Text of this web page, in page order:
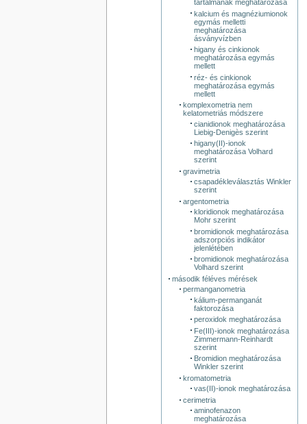
tartalmának meghatározása
kalcium és magnéziumionok
egymás melletti
meghatározása
ásványvízben
higany és cinkionok
meghatározása egymás
mellett
réz- és cinkionok
meghatározása egymás
mellett
komplexometria nem
kelatometriás módszere
cianidionok meghatározása
Liebig-Denigès szerint
higany(II)-ionok
meghatározása Volhard
szerint
gravimetria
csapadékleválasztás Winkler
szerint
argentometria
kloridionok meghatározása
Mohr szerint
bromidionok meghatározása
adszorpciós indikátor
jelenlétében
bromidionok meghatározása
Volhard szerint
második féléves mérések
permanganometria
kálium-permanganát
faktorozása
peroxidok meghatározása
Fe(III)-ionok meghatározása
Zimmermann-Reinhardt
szerint
Bromidion meghatározása
Winkler szerint
kromatometria
vas(II)-ionok meghatározása
cerimetria
aminofenazon
meghatározása